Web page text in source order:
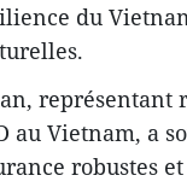
du
représentant
au Vietnam, a
robustes